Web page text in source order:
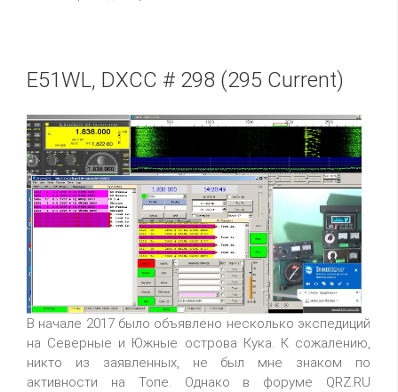
E51WL, DXCC # 298 (295 Current)
В начале 2017 было объявлено несколько экспедиций
на Северные и Южные острова Кука. К сожалению,
никто из заявленных, не был мне знаком по
активности на Топе. Однако в форуме QRZ.RU